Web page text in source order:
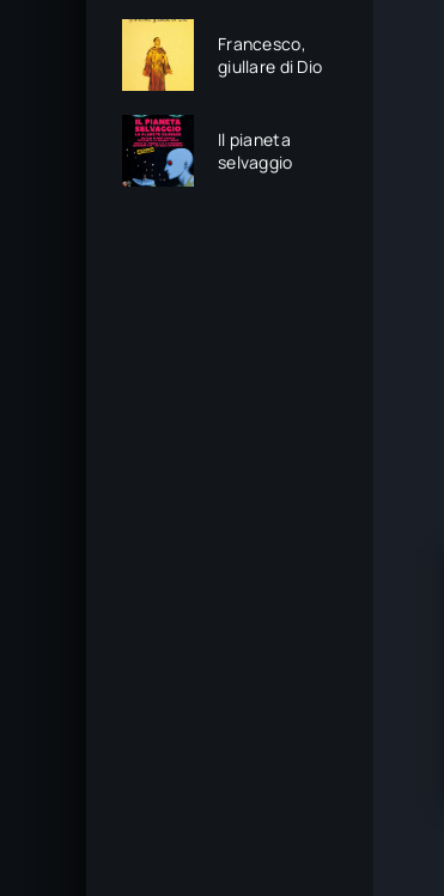
Francesco,
giullare di Dio
Il pianeta
selvaggio